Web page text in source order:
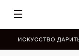
ИСКУССТВО